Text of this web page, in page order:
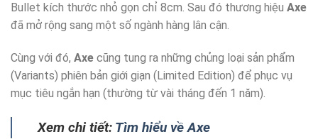
Bullet kích thước nhỏ gọn chỉ 8cm. Sau đó thương hiệu Axe
đã mở rộng sang một số ngành hàng lân cận.
Cùng với đó, Axe cũng tung ra những chủng loại sản phẩm
(Variants) phiên bản giới giạn (Limited Edition) để phục vụ
mục tiêu ngắn hạn (thường từ vài tháng đến 1 năm).
Xem chi tiết: Tìm hiểu về Axe